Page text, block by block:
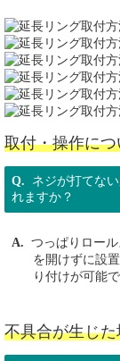
取付・操作につ
ネジが打てな
れますか？
つっぱりロー
を開けずに設
り付けが可能で
不具合が生じた